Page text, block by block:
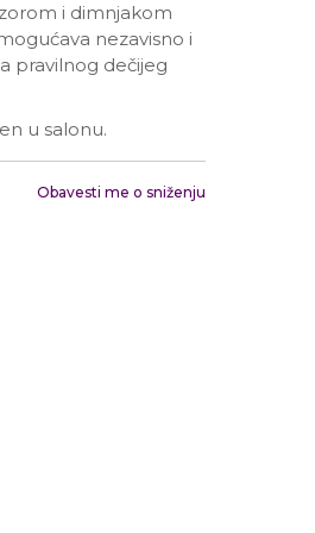
i dimnjakom
nezavisno i
pravilnog dečijeg
u salonu.
Obavesti me o sniženju
Ponedeljak - Petak od
10:00 do 19:00
Subotom od 10:00 do